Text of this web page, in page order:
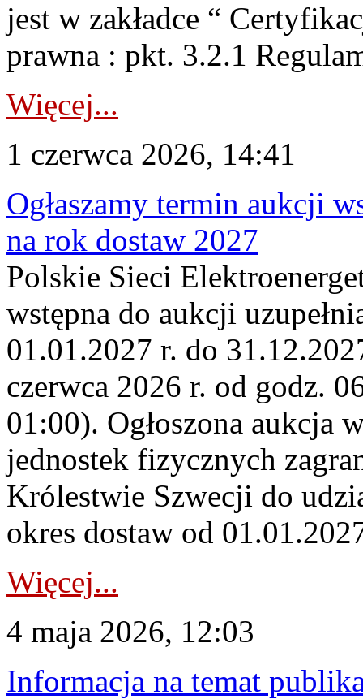
jest w zakładce “
prawna : pkt. 3.2.1
Więcej...
1 czerwca 2026, 14:41
Ogłaszamy termin aukcji
na rok dostaw 2027
Polskie Sieci
wstępna do aukcji
01.01.2027 r. do
czerwca 2026 r. od godz.
01:00). Ogłoszona aukcja
jednostek fizycznych
Królestwie Szwecji do
okres dostaw od
Więcej...
4 maja 2026, 12:03
Informacja na temat